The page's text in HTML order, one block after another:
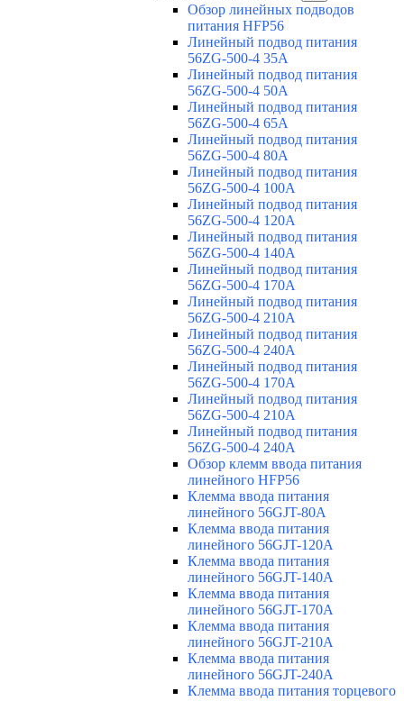
Обзор линейных подводов
питания HFP56
Линейный подвод питания
56ZG-500-4 35A
Линейный подвод питания
56ZG-500-4 50A
Линейный подвод питания
56ZG-500-4 65A
Линейный подвод питания
56ZG-500-4 80A
Линейный подвод питания
56ZG-500-4 100A
Линейный подвод питания
56ZG-500-4 120A
Линейный подвод питания
56ZG-500-4 140A
Линейный подвод питания
56ZG-500-4 170A
Линейный подвод питания
56ZG-500-4 210A
Линейный подвод питания
56ZG-500-4 240A
Линейный подвод питания
56ZG-500-4 170A
Линейный подвод питания
56ZG-500-4 210A
Линейный подвод питания
56ZG-500-4 240A
Обзор клемм ввода питания
линейного HFP56
Клемма ввода питания
линейного 56GJT-80A
Клемма ввода питания
линейного 56GJT-120A
Клемма ввода питания
линейного 56GJT-140A
Клемма ввода питания
линейного 56GJT-170A
Клемма ввода питания
линейного 56GJT-210A
Клемма ввода питания
линейного 56GJT-240A
Клемма ввода питания торцевого